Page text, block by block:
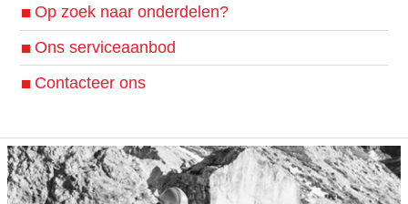
Op zoek naar onderdelen?
Ons serviceaanbod
Contacteer ons